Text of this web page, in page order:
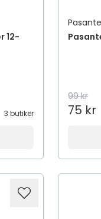
12-
3 butiker
Pasante
99 kr
75 kr